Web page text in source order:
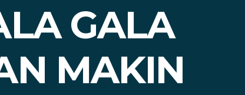
GALA
MAKIN